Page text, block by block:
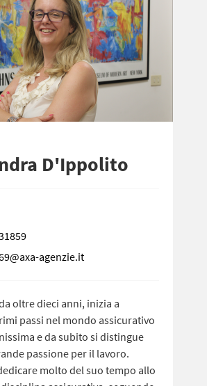
D'Ippolito
agenzie.it
oltre dieci anni, inizia a
passi nel mondo assicurativo
e da subito si distingue
passione per il lavoro.
molto del suo tempo allo